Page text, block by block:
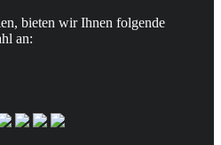
bieten wir Ihnen folgende
an: